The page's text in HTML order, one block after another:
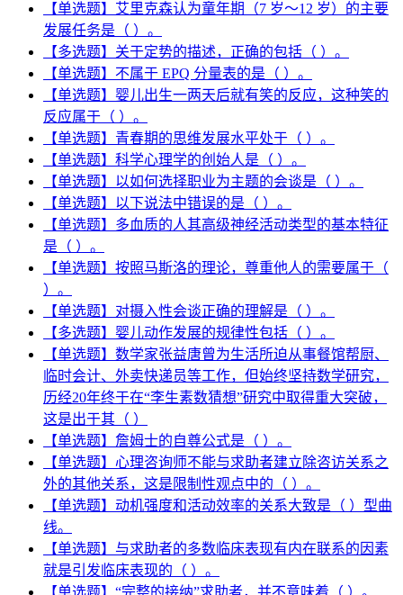
【单选题】艾里克森认为童年期（7 岁～12 岁）的主要
发展任务是（ ）。
【多选题】关于定势的描述，正确的包括（ ）。
【单选题】不属于 EPQ 分量表的是（ ）。
【单选题】婴儿出生一两天后就有笑的反应，这种笑的
反应属于（ ）。
【单选题】青春期的思维发展水平处于（ ）。
【单选题】科学心理学的创始人是（ ）。
【单选题】以如何选择职业为主题的会谈是（ ）。
【单选题】以下说法中错误的是（ ）。
【单选题】多血质的人其高级神经活动类型的基本特征
是（ ）。
【单选题】按照马斯洛的理论，尊重他人的需要属于（
）。
【单选题】对摄入性会谈正确的理解是（ ）。
【多选题】婴儿动作发展的规律性包括（ ）。
【单选题】数学家张益唐曾为生活所迫从事餐馆帮厨、
临时会计、外卖快递员等工作，但始终坚持数学研究，
历经20年终于在“李生素数猜想”研究中取得重大突破，
这是出于其（ ）
【单选题】詹姆士的自尊公式是（ ）。
【单选题】心理咨询师不能与求助者建立除咨访关系之
外的其他关系，这是限制性观点中的（ ）。
【单选题】动机强度和活动效率的关系大致是（ ）型曲
线。
【单选题】与求助者的多数临床表现有内在联系的因素
就是引发临床表现的（ ）。